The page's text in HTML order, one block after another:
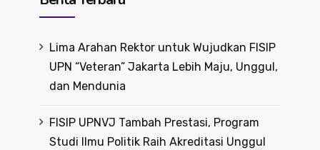
Lima Arahan Rektor untuk Wujudkan FISIP
UPN “Veteran” Jakarta Lebih Maju, Unggul,
dan Mendunia
FISIP UPNVJ Tambah Prestasi, Program
Studi Ilmu Politik Raih Akreditasi Unggul